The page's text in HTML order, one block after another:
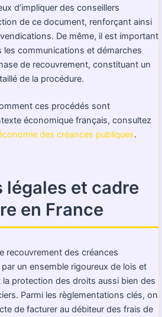
d’impliquer des conseillers
de ce document, renforçant ainsi
De même, il est important
les communications et démarches
de recouvrement, constituant un
de la procédure.
ces procédés sont
économique français, consultez
des créances publiques.
et cadre
en France
recouvrement des créances
un ensemble rigoureux de lois et
protection des droits aussi bien des
Parmi les règlementations clés, on
de facturer au débiteur des frais de